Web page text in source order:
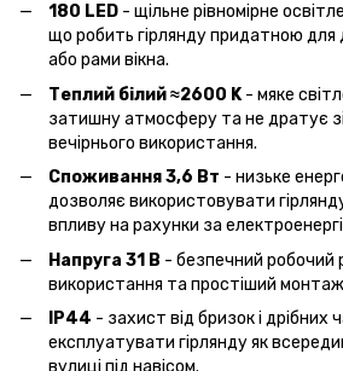
180 LED - щільне рівномірне
що робить гірлянду придатною для
або рами вікна.
Теплий білий ≈2600 K - мяке
затишну атмосферу та не дратує
вечірнього використання.
Споживання 3,6 Вт - низьке
дозволяє використовувати
впливу на рахунки за
Напруга 31 В - безпечний робочий
використання та простіший
IP44 - захист від бризок і
експлуатувати гірлянду як
вулиці під навісом.